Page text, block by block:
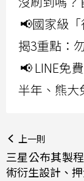
📢國家級
揭3重點：
📢 LINE免
半年、熊大
上一則
三星公布其製
術衍生設計、